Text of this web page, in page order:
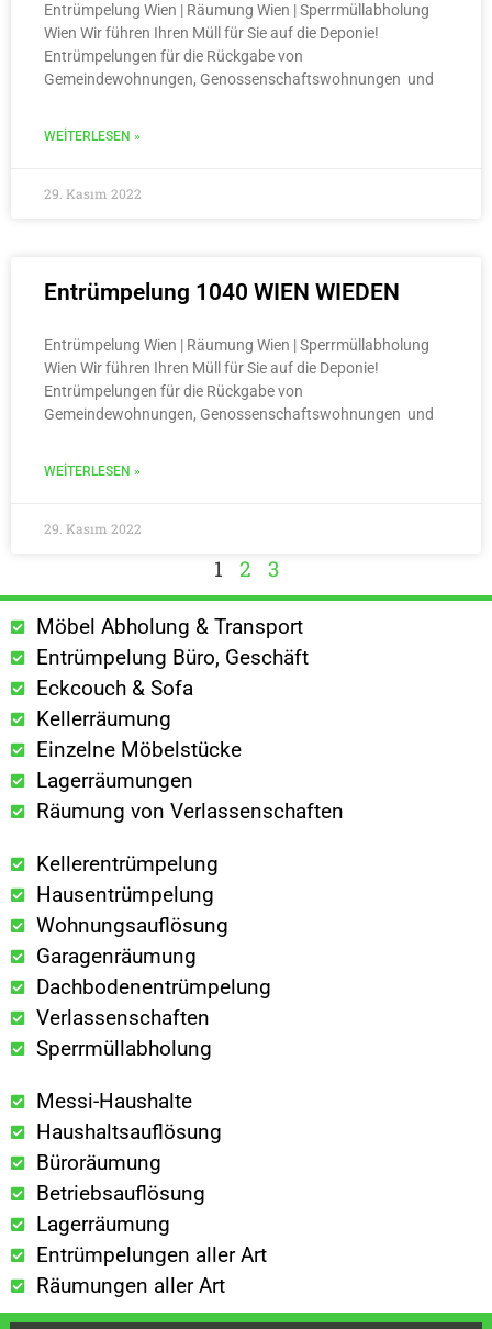
Entrümpelung Wien | Räumung Wien | Sperrmüllabholung
Wien Wir führen Ihren Müll für Sie auf die Deponie!
Entrümpelungen für die Rückgabe von
Gemeindewohnungen, Genossenschaftswohnungen und
WEITERLESEN »
29. Kasım 2022
Entrümpelung 1040 WIEN WIEDEN
Entrümpelung Wien | Räumung Wien | Sperrmüllabholung
Wien Wir führen Ihren Müll für Sie auf die Deponie!
Entrümpelungen für die Rückgabe von
Gemeindewohnungen, Genossenschaftswohnungen und
WEITERLESEN »
29. Kasım 2022
1 2 3
Möbel Abholung & Transport
Entrümpelung Büro, Geschäft
Eckcouch & Sofa
Kellerräumung
Einzelne Möbelstücke
Lagerräumungen
Räumung von Verlassenschaften
Kellerentrümpelung
Hausentrümpelung
Wohnungsauflösung
Garagenräumung
Dachbodenentrümpelung
Verlassenschaften
Sperrmüllabholung
Messi-Haushalte
Haushaltsauflösung
Büroräumung
Betriebsauflösung
Lagerräumung
Entrümpelungen aller Art
Räumungen aller Art